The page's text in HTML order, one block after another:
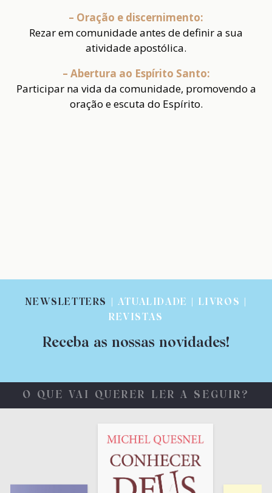
– Oração e discernimento:
Rezar em comunidade antes de definir a sua
atividade apostólica.
– Abertura ao Espírito Santo:
Participar na vida da comunidade, promovendo a
oração e escuta do Espírito.
NEWSLETTERS
| ATUALIDADE | LIVROS |
REVISTAS
Receba as nossas novidades!
O QUE VAI QUERER LER A SEGUIR?